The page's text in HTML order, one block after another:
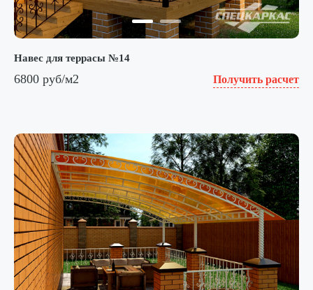
Навес для террасы №14
6800 руб/м2 Получить расчет